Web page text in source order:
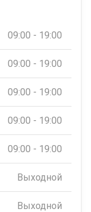
09:00 - 19:00
09:00 - 19:00
09:00 - 19:00
09:00 - 19:00
09:00 - 19:00
Выходной
Выходной